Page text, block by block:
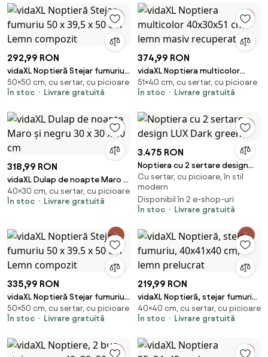
292,99 RON
vidaXL Noptieră Stejar fumuriu
50 x 39,5 x 50 cm Lemn
compozit
50×50 cm, cu sertar, cu picioare
În stoc
Livrare gratuită
374,99 RON
vidaXL Noptiera multicolor
40x30x51 cm lemn masiv
recuperat
51×40 cm, cu sertar, cu picioare
În stoc
Livrare gratuită
318,99 RON
vidaXL Dulap de noapte Maro și
negru 30 x 30 x 40 cm
40×30 cm, cu sertar, cu picioare
În stoc
Livrare gratuită
3.475 RON
Noptiera cu 2 sertare design
LUX Dark green
Cu sertar, cu picioare, în stil
modern
Disponibil în 2 e-shop-uri
În stoc
Livrare gratuită
335,99 RON
vidaXL Noptieră Stejar fumuriu
50 x 39.5 x 50 cm Lemn
compozit
50×50 cm, cu sertar, cu picioare
În stoc
Livrare gratuită
219,99 RON
vidaXL Noptieră, stejar fumuriu,
40x41x40 cm, lemn prelucrat
40×40 cm, cu sertar, cu picioare
În stoc
Livrare gratuită